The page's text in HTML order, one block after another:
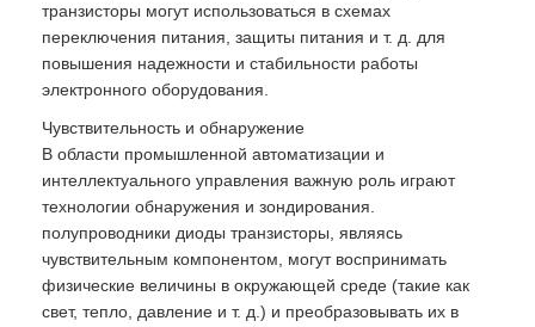
транзисторы могут использоваться в схемах
переключения питания, защиты питания и т. д. для
повышения надежности и стабильности работы
электронного оборудования.
Чувствительность и обнаружение
В области промышленной автоматизации и
интеллектуального управления важную роль играют
технологии обнаружения и зондирования.
полупроводники диоды транзисторы, являясь
чувствительным компонентом, могут воспринимать
физические величины в окружающей среде (такие как
свет, тепло, давление и т. д.) и преобразовывать их в